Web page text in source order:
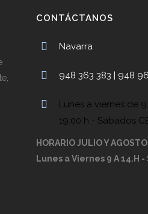
CONTÁCTANOS
Navarra
948 363 383 | 948
Lunes a viernes de
19:00 h - Sabados
HORARIO JULIO Y AGOSTO
Lunes a Viernes 9 A 14.H